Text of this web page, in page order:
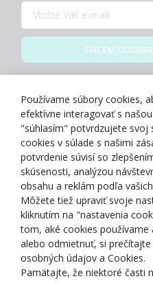
CHCEM
O NÁS
NAKUPOVANIE
ZÁKAZNÍCKA
Používame súbory cookies,
efektívne interagovať s
"súhlasím" potvrdzujete svoj
cookies v súlade s našimi
potvrdenie súvisí so
skúsenosti, analýzou
obsahu a reklám podľa
Môžete tiež upraviť svoje
kliknutím na "nastavenia
tom, aké cookies
alebo odmietnuť, si
osobných údajov a Cookies.
Pamätajte, že niektoré časti